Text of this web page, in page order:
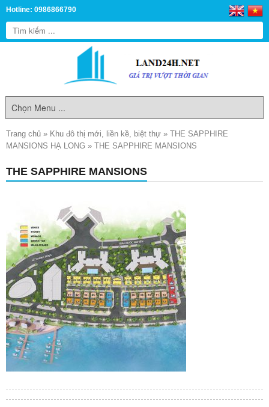
Hotline: 0986866790
Trang chủ » Khu đô thị mới, liền kề, biệt thự » THE SAPPHIRE
MANSIONS HẠ LONG » THE SAPPHIRE MANSIONS
THE SAPPHIRE MANSIONS